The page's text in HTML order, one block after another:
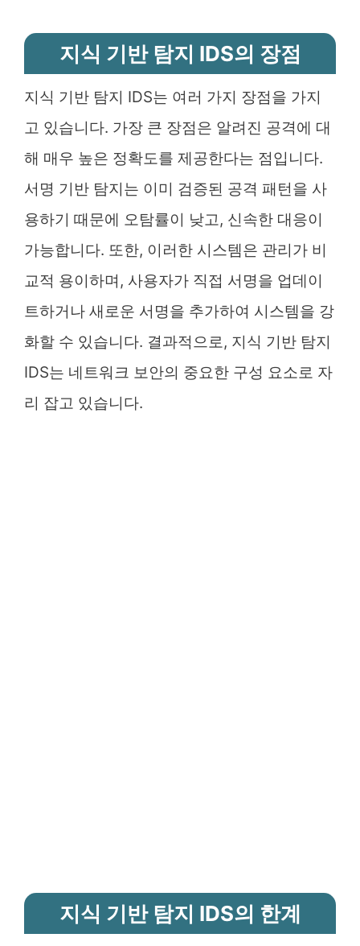
지식 기반 탐지 IDS의 장점
지식 기반 탐지 IDS는 여러 가지 장점을 가지
고 있습니다. 가장 큰 장점은 알려진 공격에 대
해 매우 높은 정확도를 제공한다는 점입니다.
서명 기반 탐지는 이미 검증된 공격 패턴을 사
용하기 때문에 오탐률이 낮고, 신속한 대응이
가능합니다. 또한, 이러한 시스템은 관리가 비
교적 용이하며, 사용자가 직접 서명을 업데이
트하거나 새로운 서명을 추가하여 시스템을 강
화할 수 있습니다. 결과적으로, 지식 기반 탐지
IDS는 네트워크 보안의 중요한 구성 요소로 자
리 잡고 있습니다.
지식 기반 탐지 IDS의 한계